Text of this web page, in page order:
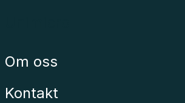
Om oss
Kontakt